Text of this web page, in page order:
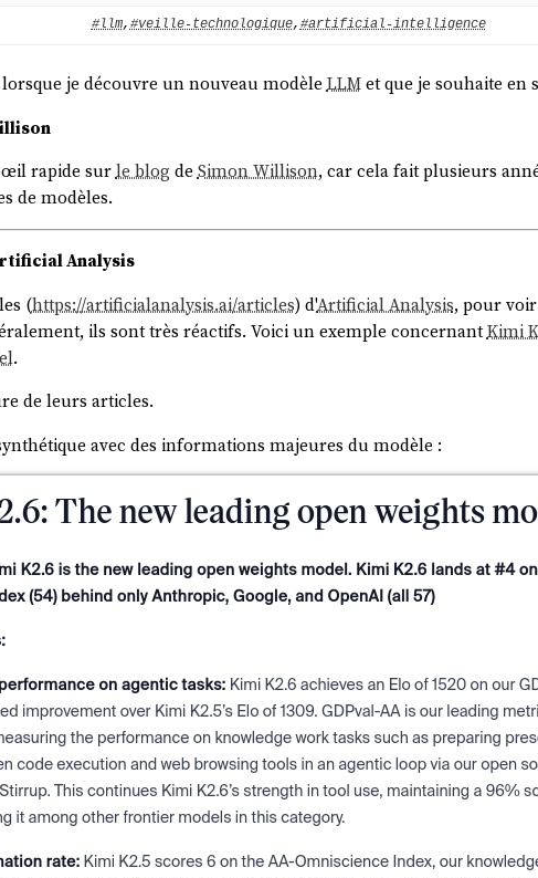
#llm,#veille-technologique, #artificial-intelligence
je découvre un nouveau modèle LLMet que je souhaite en
œil rapide surle blogde Simon Willison, car cela fait plusieurs
de modèles.
Analysis
(https://artificialanalysis.ai/articles) d'Artificial Analysis, pour
ils sont très réactifs. Voici un exemple concernantKimi
.
de leurs articles.
avec des informations majeures du modèle :